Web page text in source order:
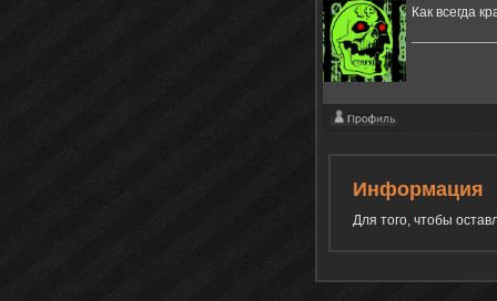
Как всегда
Информация
Для того, чтобы